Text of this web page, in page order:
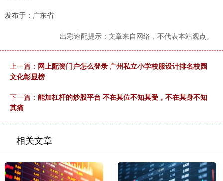
发布于：广东省
出彩速配提示：文章来自网络，不代表本站观点。
上一篇： 网上配资门户怎么登录 广州私立小学校服设计排名校园
文化彰显榜
下一篇： 能加杠杆的炒股平台 不在其位不知其受，不在其身不知
其痛
相关文章